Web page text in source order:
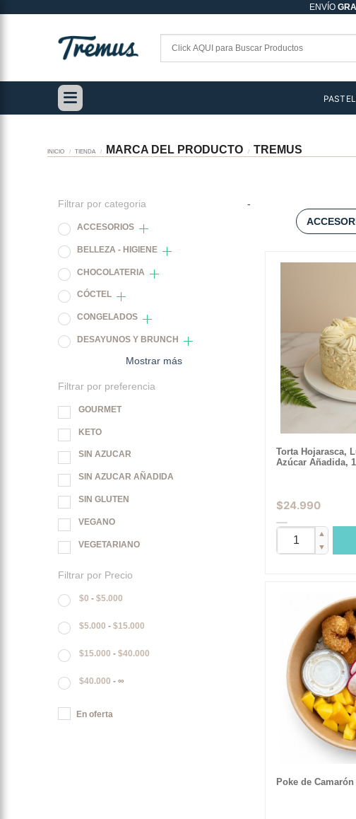
ENVÍO
INICIO / TIENDA / MARCA DEL PRODUCTO / TREMUS
Filtrar por categoria -
ACCESORIOS
BELLEZA - HIGIENE
CHOCOLATERIA
CÓCTEL
CONGELADOS
DESAYUNOS Y BRUNCH
Mostrar más
Filtrar por preferencia
GOURMET
KETO
SIN AZUCAR
SIN AZUCAR AÑADIDA
SIN GLUTEN
VEGANO
VEGETARIANO
Filtrar por Precio
$0 -$5.000
$5.000 -$15.000
$15.000 -$40.000
$40.000 - ∞
En oferta
Torta Hojarasca,
Azúcar Añadida,
$24.990
▲
▼
Poke de